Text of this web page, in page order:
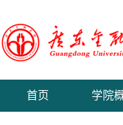
首页 学院